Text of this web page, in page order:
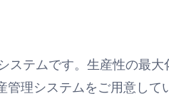
ステムです。生産性の最大
理システムをご用意して